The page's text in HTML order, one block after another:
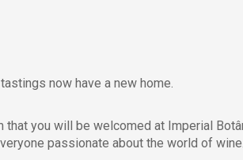
now have a new home.
that you will be welcomed at Imperial
passionate about the world of wine.